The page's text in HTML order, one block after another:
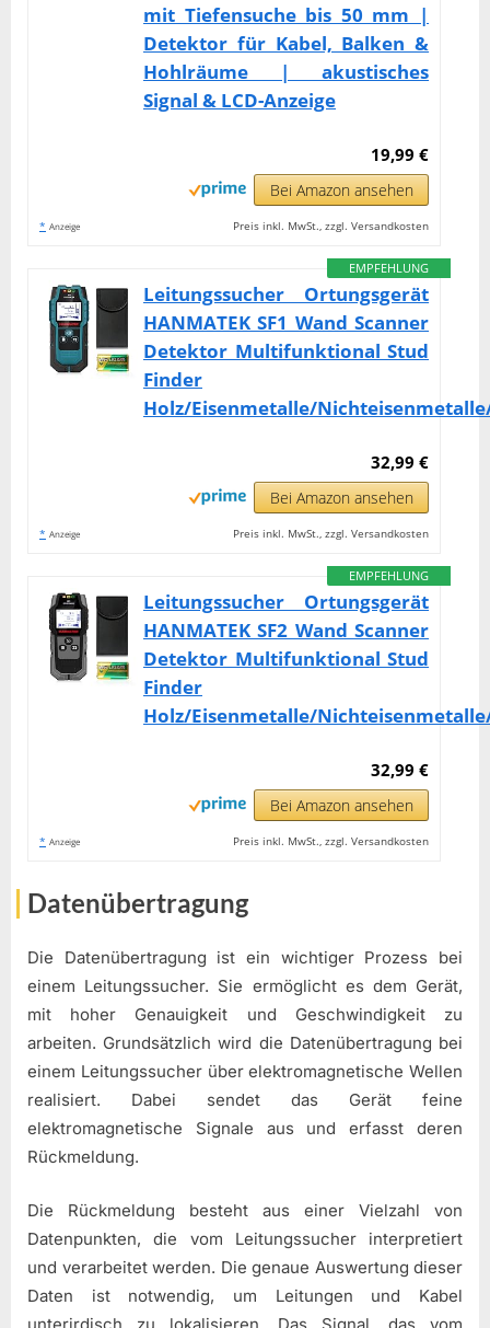
mit Tiefensuche bis 50 mm |
Detektor für Kabel, Balken &
Hohlräume | akustisches
Signal & LCD-Anzeige
19,99 €
Bei Amazon ansehen
* Anzeige Preis inkl. MwSt., zzgl. Versandkosten
EMPFEHLUNG
Leitungssucher Ortungsgerät
HANMATEK SF1 Wand Scanner
Detektor Multifunktional Stud
Finder
Holz/Eisenmetalle/
32,99 €
Bei Amazon ansehen
* Anzeige Preis inkl. MwSt., zzgl. Versandkosten
EMPFEHLUNG
Leitungssucher Ortungsgerät
HANMATEK SF2 Wand Scanner
Detektor Multifunktional Stud
Finder
Holz/Eisenmetalle/
32,99 €
Bei Amazon ansehen
* Anzeige Preis inkl. MwSt., zzgl. Versandkosten
Datenübertragung
Die Datenübertragung ist ein wichtiger Prozess bei
einem Leitungssucher. Sie ermöglicht es dem Gerät,
mit hoher Genauigkeit und Geschwindigkeit zu
arbeiten. Grundsätzlich wird die Datenübertragung bei
einem Leitungssucher über elektromagnetische Wellen
realisiert. Dabei sendet das Gerät feine
elektromagnetische Signale aus und erfasst deren
Rückmeldung.
Die Rückmeldung besteht aus einer Vielzahl von
Datenpunkten, die vom Leitungssucher interpretiert
und verarbeitet werden. Die genaue Auswertung dieser
Daten ist notwendig, um Leitungen und Kabel